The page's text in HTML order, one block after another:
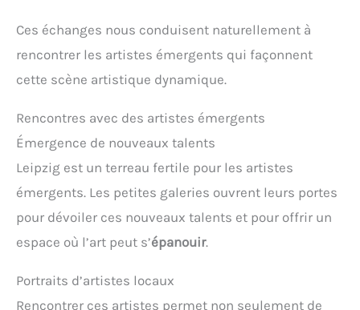
Ces échanges nous conduisent naturellement à
rencontrer les artistes émergents qui façonnent
cette scène artistique dynamique.
Rencontres avec des artistes émergents
Émergence de nouveaux talents
Leipzig est un terreau fertile pour les artistes
émergents. Les petites galeries ouvrent leurs portes
pour dévoiler ces nouveaux talents et pour offrir un
espace où l’art peut s’épanouir.
Portraits d’artistes locaux
Rencontrer ces artistes permet non seulement de